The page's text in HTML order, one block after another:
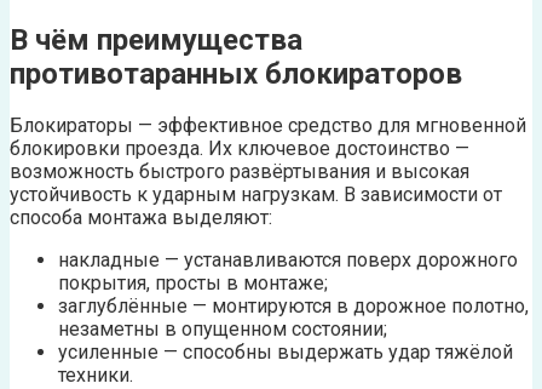
В чём преимущества
противотаранных блокираторов
Блокираторы — эффективное средство для мгновенной
блокировки проезда. Их ключевое достоинство —
возможность быстрого развёртывания и высокая
устойчивость к ударным нагрузкам. В зависимости от
способа монтажа выделяют:
накладные — устанавливаются поверх дорожного
покрытия, просты в монтаже;
заглублённые — монтируются в дорожное полотно,
незаметны в опущенном состоянии;
усиленные — способны выдержать удар тяжёлой
техники.